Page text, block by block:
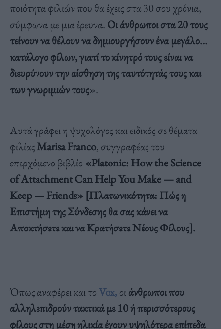
ποιότητα φιλιών που θα έχεις στα 30 σου χρόνια,
σύμφωνα με μια έρευνα. Οι άνθρωποι στα 20 τους
τείνουν να θέλουν να δημιουργήσουν ένα μεγάλο…
κατάλογο φίλων, γιατί το κίνητρό τους είναι να
διευρύνουν την αίσθηση της ταυτότητάς τους και
των γνωριμιών τους».
Αυτά γράφει η ψυχολόγος και ειδικός σε θέματα
φιλίαςMarisa Franco, συγγραφέας του
επερχόμενο βιβλίο «Platonic: How the Science
of Attachment Can Help You Make — and
Keep — Friends» [Πλατωνικότητα: Πώς η
Επιστήμη της Σύνδεσης θα σας κάνει να
Αποκτήσετε και να Κρατήσετε Νέους Φίλους].
Όπως αναφέρει και τοVox,οιάνθρωποι που
αλληλεπιδρούν τακτικά με 10 ή περισσότερους
φίλους στη μέση ηλικία έχουν υψηλότερα επίπεδα